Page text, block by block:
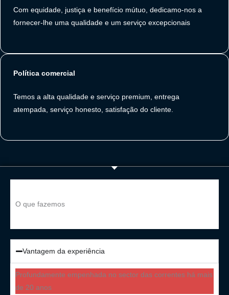
Com equidade, justiça e benefício mútuo, dedicamo-nos a
fornecer-lhe uma qualidade e um serviço excepcionais
Política comercial
Temos a alta qualidade e serviço premium, entrega
atempada, serviço honesto, satisfação do cliente.
O que fazemos
Vantagem da experiência
Profundamente empenhada no sector das correntes há mais
de 20 anos